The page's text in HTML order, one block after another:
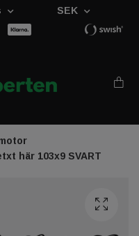
SEK
här 103x9 SVART